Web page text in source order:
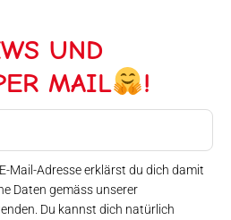
UND
MAIL
!
Mail-Adresse erklärst du dich damit
Daten gemäss unserer
Du kannst dich natürlich